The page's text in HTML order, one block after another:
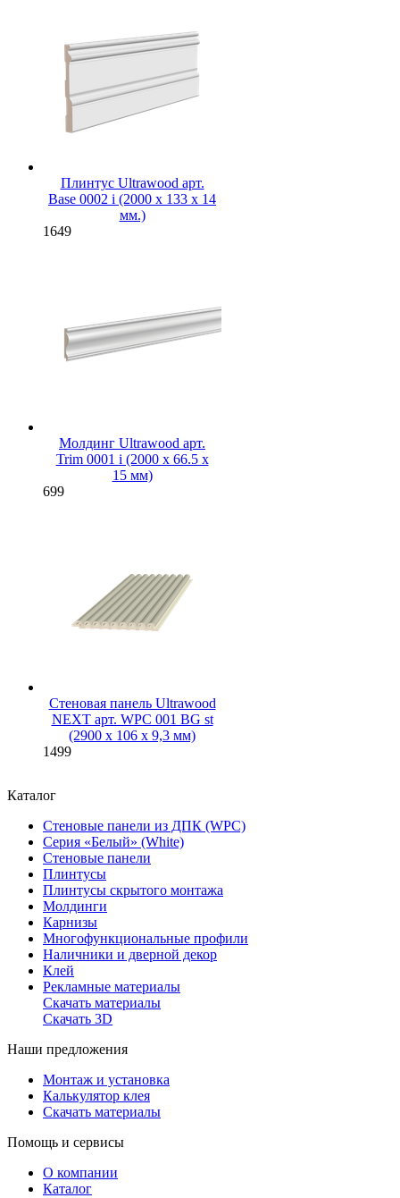
Плинтус Ultrawood арт.
Base 0002 i (2000 x 133 x 14
мм.)
1649
Молдинг Ultrawood арт.
Trim 0001 i (2000 х 66.5 х
15 мм)
699
Стеновая панель Ultrawood
NEXT арт. WPC 001 BG st
(2900 х 106 х 9,3 мм)
1499
Каталог
Стеновые панели из ДПК (WPC)
Серия «Белый» (White)
Стеновые панели
Плинтусы
Плинтусы скрытого монтажа
Молдинги
Карнизы
Многофункциональные профили
Наличники и дверной декор
Клей
Рекламные материалы
Скачать материалы
Скачать 3D
Наши предложения
Монтаж и установка
Калькулятор клея
Скачать материалы
Помощь и сервисы
О компании
Каталог